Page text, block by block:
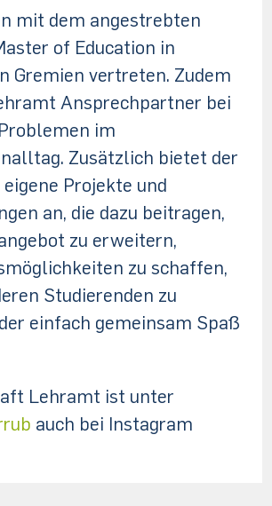
mit dem angestrebten
of Education in
Gremien vertreten. Zudem
Ansprechpartner bei
im
Zusätzlich bietet der
Projekte und
an, die dazu beitragen,
zu erweitern,
zu schaffen,
Studierenden zu
einfach gemeinsam Spaß
Lehramt ist unter
auch bei Instagram